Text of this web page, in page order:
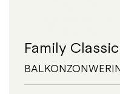
Family Classic